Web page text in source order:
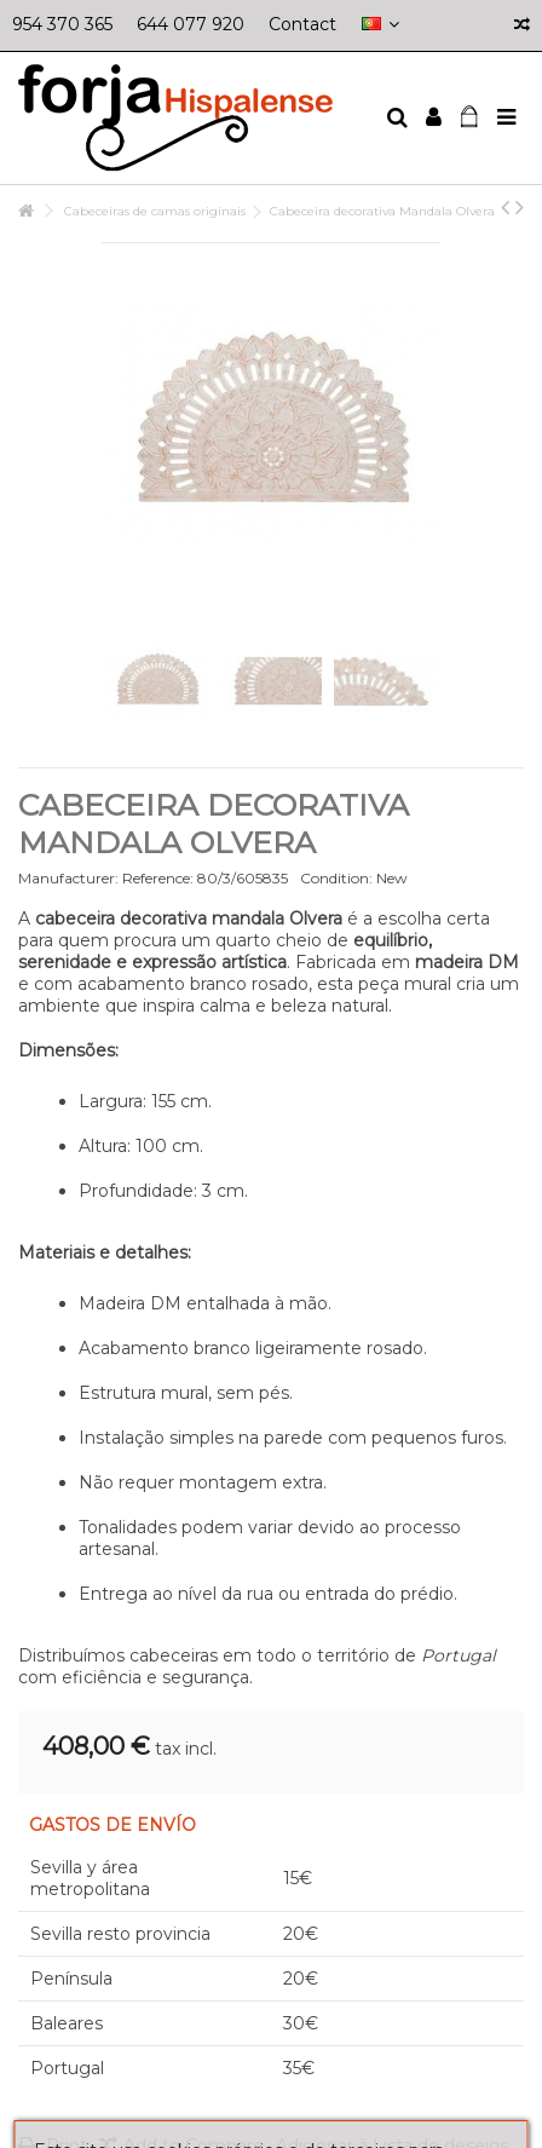
954 370 365 644 077 920 Contact
Cabeceiras de camas originais Cabeceira decorativa Mandala Olvera
CABECEIRA DECORATIVA
MANDALA OLVERA
Manufacturer: Reference: 80/3/605835 Condition: New
A cabeceira decorativa mandala Olvera é a escolha certa
para quem procura um quarto cheio de equilíbrio,
serenidade e expressão artística. Fabricada em madeira DM
e com acabamento branco rosado, esta peça mural cria um
ambiente que inspira calma e beleza natural.
Dimensões:
Largura: 155 cm.
Altura: 100 cm.
Profundidade: 3 cm.
Materiais e detalhes:
Madeira DM entalhada à mão.
Acabamento branco ligeiramente rosado.
Estrutura mural, sem pés.
Instalação simples na parede com pequenos furos.
Não requer montagem extra.
Tonalidades podem variar devido ao processo
artesanal.
Entrega ao nível da rua ou entrada do prédio.
Distribuímos cabeceiras em todo o território de Portugal
com eficiência e segurança.
408,00 € tax incl.
GASTOS DE ENVÍO
Sevilla y área
metropolitana
15€
Sevilla resto provincia 20€
Península 20€
Baleares 30€
Portugal 35€